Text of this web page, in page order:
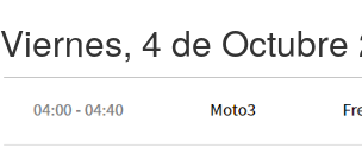
Viernes, 4 de Octubre